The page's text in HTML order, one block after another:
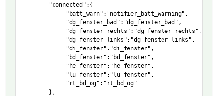
"connected":{
"batt_warn":"notifier_batt_warning",
"dg_fenster_bad":"dg_fenster_bad",
"dg_fenster_rechts":"dg_fenster_rechts",
"dg_fenster_links":"dg_fenster_links",
"di_fenster":"di_fenster",
"bd_fenster":"bd_fenster",
"he_fenster":"he_fenster",
"lu_fenster":"lu_fenster",
"rt_bd_og":"rt_bd_og"
},